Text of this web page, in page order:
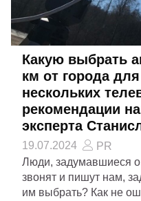
Какую выбрать
км от города
нескольких
рекомендации
эксперта
19.07.2024
PR
Люди, задумавшиеся о
звонят и пишут нам,
им выбрать? Как не